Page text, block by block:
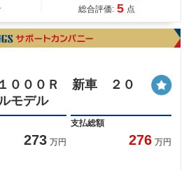
総合評価: 5 点
０００Ｒ 新車 ２０
モデル
273 万円
支払総額
276 万円